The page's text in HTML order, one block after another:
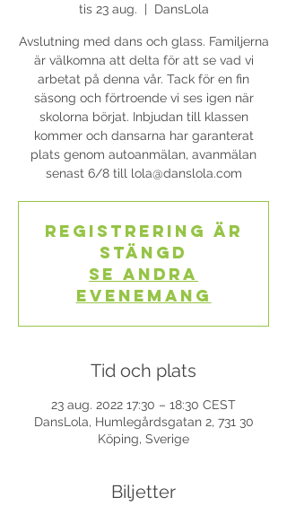
tis 23 aug. DansLola
Avslutning med dans och glass. Familjerna
är välkomna att delta för att se vad vi
arbetat på denna vår. Tack för en fin
säsong och förtroende vi ses igen när
skolorna börjat. Inbjudan till klassen
kommer och dansarna har garanterat
plats genom autoanmälan, avanmälan
senast 6/8 till lola@danslola.com
Registrering är
stängd
Se andra
evenemang
Tid och plats
23 aug. 2022 17:30 – 18:30 CEST
DansLola, Humlegårdsgatan 2, 731 30
Köping, Sverige
Biljetter